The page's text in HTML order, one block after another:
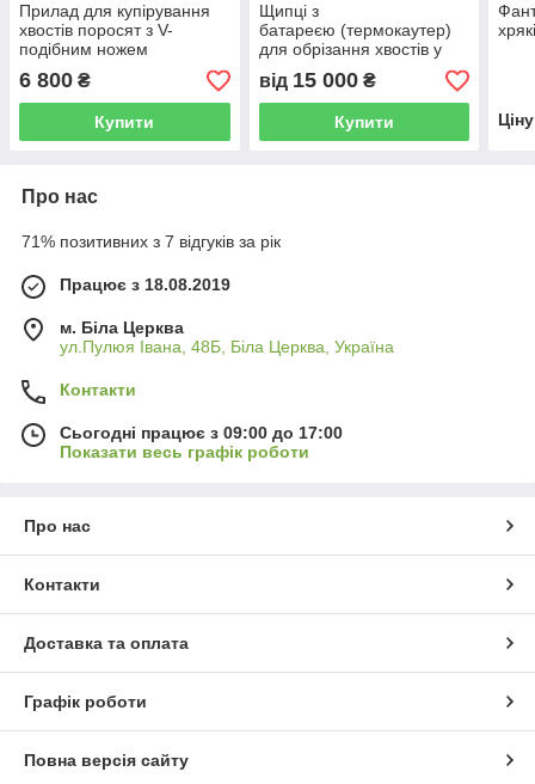
Прилад для купірування
хвостів поросят з V-
подібним ножем
6 800 ₴
Купити
Щипці з
батареєю (термокаутер)
для обрізання хвостів у
поросят VINK
від 15 000₴
Купити
Про нас
71% позитивних з 7 відгуків за рік
Працює з 18.08.2019
м. Біла Церква
ул.Пулюя Івана, 48Б, Біла Церква, Україна
Контакти
Сьогодні працює з 09:00 до 17:00
Показати весь графік роботи
Про нас
Контакти
Доставка та оплата
Графік роботи
Повна версія сайту